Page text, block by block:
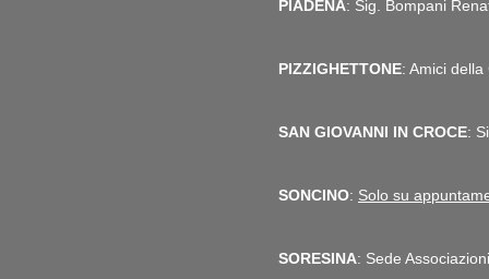
PIADENA: Sig. Bompani
PIZZIGHETTONE: Amici
SAN GIOVANNI IN CROCE:
SONCINO: Solo su
SORESINA: Sede